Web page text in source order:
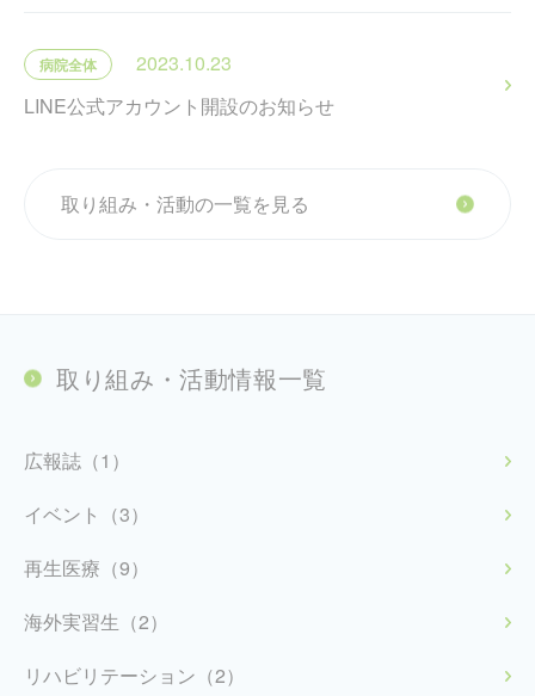
病院全体
2023.10.23
LINE公式アカウント開設のお知らせ
取り組み・活動の一覧を見る
取り組み・活動情報一覧
広報誌（1）
イベント（3）
再生医療（9）
海外実習生（2）
リハビリテーション（2）